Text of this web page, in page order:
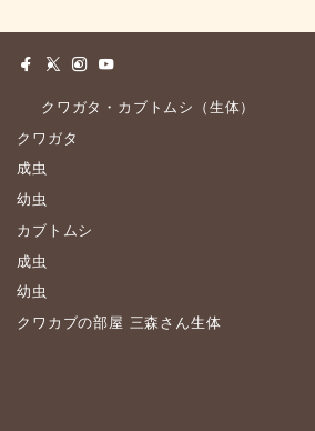
クワガタ・カブトムシ（生体）
クワガタ
成虫
幼虫
カブトムシ
成虫
幼虫
クワカブの部屋 三森さん生体